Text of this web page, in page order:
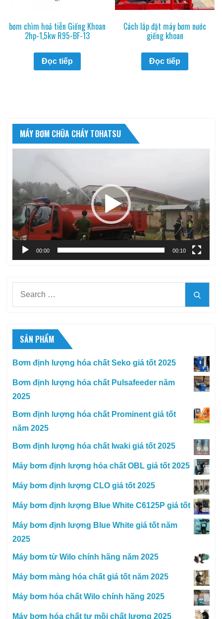
bơm chìm hoả tiễn Giếng Khoan
2hp-1,5kw R95-BF-13
Đọc tiếp
Cách lắp đặt máy bơm nước
giếng khoan
Đọc tiếp
MÁY BƠM CHỮA CHÁY TOHATSU
Video
00:00 00:10
SẢN PHẨM
Bơm định lượng hóa chất Seko giá tốt 2025
Bơm định lượng hóa chất Pulsafeeder năm
2025
Bơm định lượng hóa chất Prominent giá tốt
năm 2025
Bơm định lượng hóa chất Iwaki giá tốt 2025
Máy bơm định lượng hóa chất OBL giá tốt 2025
Máy bơm định lượng CLO giá tốt 2025
Máy bơm định lượng Blue White C6125P giá tốt
Máy bơm định lượng Blue White giá tốt năm
2025
Máy bơm từ Wilo chính hãng năm 2025
Máy bơm màng hóa chất giá tốt năm 2025
Máy bơm hóa chất Wilo chính hãng 2025
Máy bơm hóa chất tự mồi chất lượng 2025